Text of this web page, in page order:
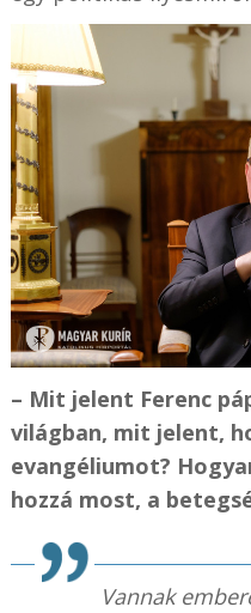
– Mit jelent Ferenc
világban, mit jelent,
evangéliumot?
hozzá most, a
Vannak